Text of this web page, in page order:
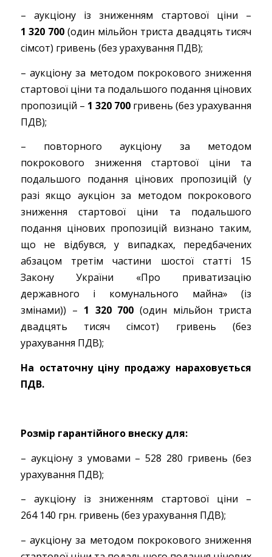
– аукціону із зниженням стартової ціни –
1 320 700 (один мільйон триста двадцять тисяч
сімсот) гривень (без урахування ПДВ);
– аукціону за методом покрокового зниження
стартової ціни та подальшого подання цінових
пропозицій – 1 320 700 гривень (без урахування
ПДВ);
– повторного аукціону за методом
покрокового зниження стартової ціни та
подальшого подання цінових пропозицій (у
разі якщо аукціон за методом покрокового
зниження стартової ціни та подальшого
подання цінових пропозицій визнано таким,
що не відбувся, у випадках, передбачених
абзацом третім частини шостої статті 15
Закону України «Про приватизацію
державного і комунального майна» (із
змінами)) – 1 320 700 (один мільйон триста
двадцять тисяч сімсот) гривень (без
урахування ПДВ);
На остаточну ціну продажу нараховується
ПДВ.
Розмір гарантійного внеску для:
– аукціону з умовами – 528 280 гривень (без
урахування ПДВ);
– аукціону із зниженням стартової ціни –
264 140 грн. гривень (без урахування ПДВ);
– аукціону за методом покрокового зниження